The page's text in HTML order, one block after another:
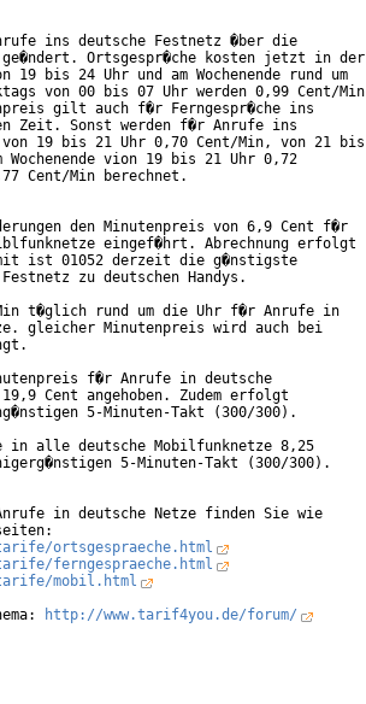
ins deutsche Festnetz �ber die
Ortsgespr�che kosten jetzt in der
19 bis 24 Uhr und am Wochenende rund um
von 00 bis 07 Uhr werden 0,99 Cent/Min
gilt auch f�r Ferngespr�che ins
Zeit. Sonst werden f�r Anrufe ins
19 bis 21 Uhr 0,70 Cent/Min, von 21 bis
Wochenende vion 19 bis 21 Uhr 0,72
Cent/Min berechnet.
den Minutenpreis von 6,9 Cent f�r
eingef�hrt. Abrechnung erfolgt
ist 01052 derzeit die g�nstigste
zu deutschen Handys.
t�glich rund um die Uhr f�r Anrufe in
gleicher Minutenpreis wird auch bei
f�r Anrufe in deutsche
Cent angehoben. Zudem erfolgt
5-Minuten-Takt (300/300).
in alle deutsche Mobilfunknetze 8,25
5-Minuten-Takt (300/300).
in deutsche Netze finden Sie wie
ortsgespraeche.html
ferngespraeche.html
mobil.html
http://www.tarif4you.de/forum/